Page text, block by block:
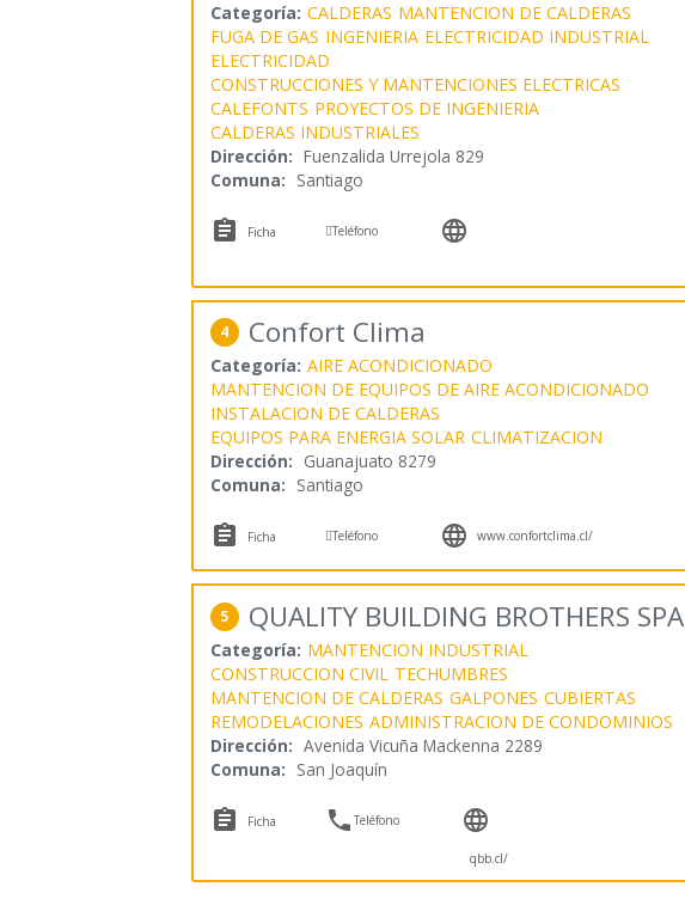
Categoría: CALDERAS MANTENCION DE CALDERAS
FUGA DE GAS INGENIERIA ELECTRICIDAD INDUSTRIAL
ELECTRICIDAD
CONSTRUCCIONES Y MANTENCIONES ELECTRICAS
CALEFONTS PROYECTOS DE INGENIERIA
CALDERAS INDUSTRIALES
Dirección: Fuenzalida Urrejola 829
Comuna: Santiago
 Ficha Teléfono 
4 Confort Clima
Categoría: AIRE ACONDICIONADO
MANTENCION DE EQUIPOS DE AIRE ACONDICIONADO
INSTALACION DE CALDERAS
EQUIPOS PARA ENERGIA SOLAR CLIMATIZACION
Dirección: Guanajuato 8279
Comuna: Santiago
 Ficha Teléfono  www.confortclima.cl/
5 QUALITY BUILDING BROTHERS SPA
Categoría: MANTENCION INDUSTRIAL
CONSTRUCCION CIVIL TECHUMBRES
MANTENCION DE CALDERAS GALPONES CUBIERTAS
REMODELACIONES ADMINISTRACION DE CONDOMINIOS
Dirección: Avenida Vicuña Mackenna 2289
Comuna: San Joaquín
 Ficha Teléfono 
qbb.cl/